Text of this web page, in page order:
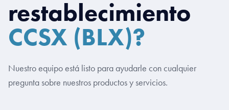
restablecimiento
CCSX (BLX)?
Nuestro equipo está listo para ayudarle con cualquier
pregunta sobre nuestros productos y servicios.